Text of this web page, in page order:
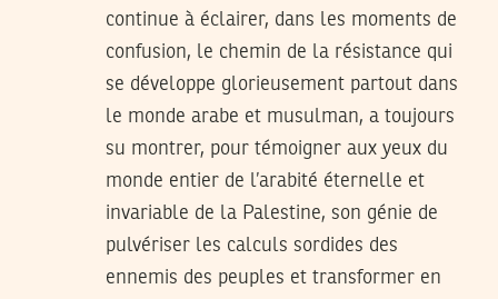
continue à éclairer, dans les moments de
confusion, le chemin de la résistance qui
se développe glorieusement partout dans
le monde arabe et musulman, a toujours
su montrer, pour témoigner aux yeux du
monde entier de l’arabité éternelle et
invariable de la Palestine, son génie de
pulvériser les calculs sordides des
ennemis des peuples et transformer en